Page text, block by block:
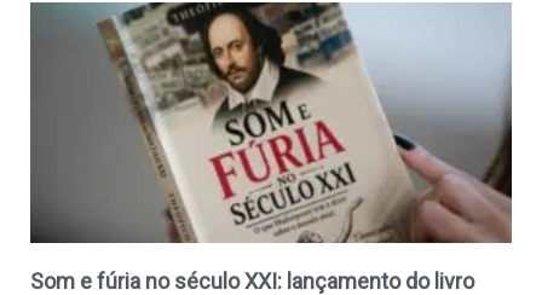
Som e fúria no século XXI: lançamento do livro